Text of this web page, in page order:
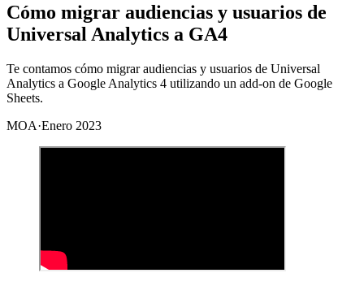
Cómo migrar audiencias y usuarios de
Universal Analytics a GA4
Te contamos cómo migrar audiencias y usuarios de Universal
Analytics a Google Analytics 4 utilizando un add-on de Google
Sheets.
MOA·Enero 2023